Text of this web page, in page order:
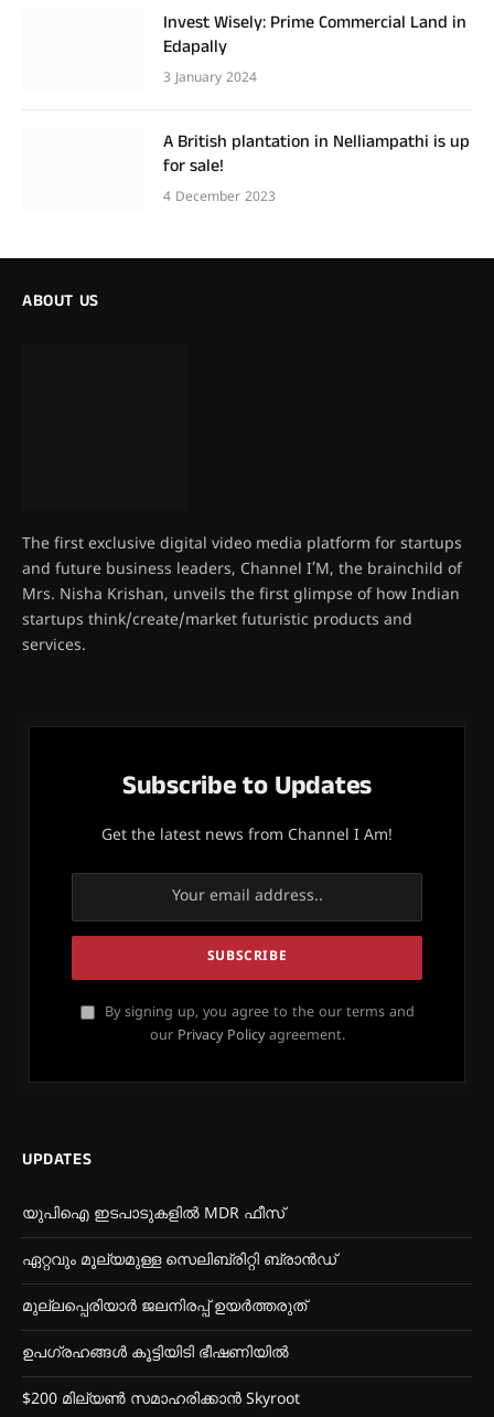
Invest Wisely: Prime Commercial Land in
Edapally
3 January 2024
A British plantation in Nelliampathi is up
for sale!
4 December 2023
ABOUT US
The first exclusive digital video media platform for startups
and future business leaders, Channel I’M, the brainchild of
Mrs. Nisha Krishan, unveils the first glimpse of how Indian
startups think/create/market futuristic products and
services.
Subscribe to Updates
Get the latest news from Channel I Am!
By signing up, you agree to the our terms and
our Privacy Policyagreement.
UPDATES
യുപിഐ ഇടപാടുകളിൽ MDR ഫീസ്
ഏറ്റവും മൂല്യമുള്ള സെലിബ്രിറ്റി ബ്രാൻഡ്
മുല്ലപ്പെരിയാർ ജലനിരപ്പ് ഉയർത്തരുത്
ഉപഗ്രഹങ്ങൾ കൂട്ടിയിടി ഭീഷണിയിൽ
$200 മില്യൺ സമാഹരിക്കാൻ Skyroot